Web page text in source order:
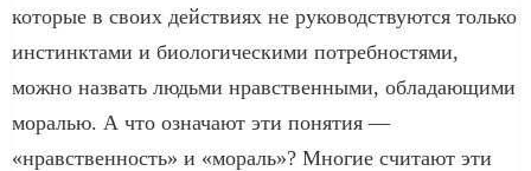
которые в своих действиях не руководствуются только
инстинктами и биологическими потребностями,
можно назвать людьми нравственными, обладающими
моралью. А что означают эти понятия —
«нравственность» и «мораль»? Многие считают эти